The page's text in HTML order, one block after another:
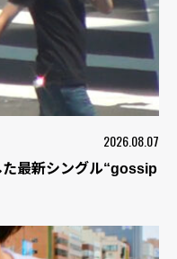
2026.08.07
最新シングル“gossip